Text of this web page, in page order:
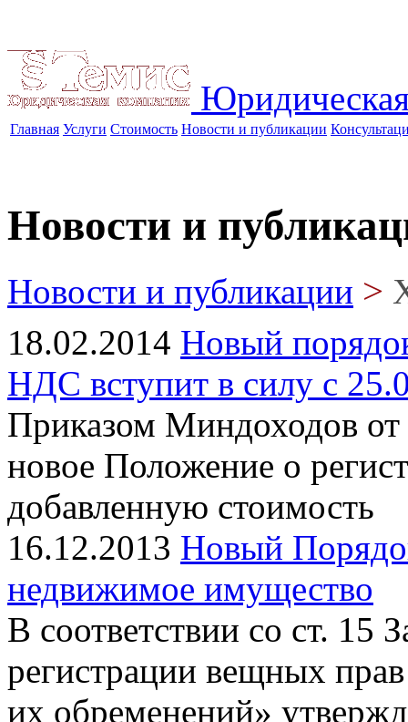
Главная Услуги Стоимость Новости и публикации
Новости и
Новости и публикации >
18.02.2014 Новый
НДС вступит в силу с
Приказом Миндоходов
новое Положение о
добавленную стоимость
16.12.2013 Новый
недвижимое имущество
В соответствии со ст. 15
регистрации вещных
их обременений»